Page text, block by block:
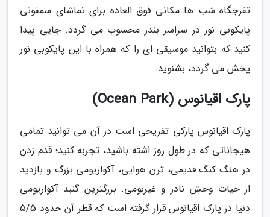
تفرجگاه شب ها مکانی فوق العاده برای تماشای سمفونی
پایکوبی نور در سراسر بندر محسوب می گردد. جایی پیدا
کنید که بتوانید موسیقی ای را که همراه با این پایکوبی نور
پخش می گردد، بشنوید.
پارک اقیانوس (Ocean Park)
پارک اقیانوس پارکی تفریحی است در آن می توانید تمامی
هیجاناتی که در طول روز اشته باشید، تجربه کنید؛ قدم زدن
در هنگ کنگ قدیمی، ترن هوایی، آکواریومی بزرگ و بازدید
از حیات وحش نادر و غیربومی. بزرگترین گنبد آکواریومی
دنیا در پارک اقیانوس قرار گرفته است که قطر آن حدود 5/5